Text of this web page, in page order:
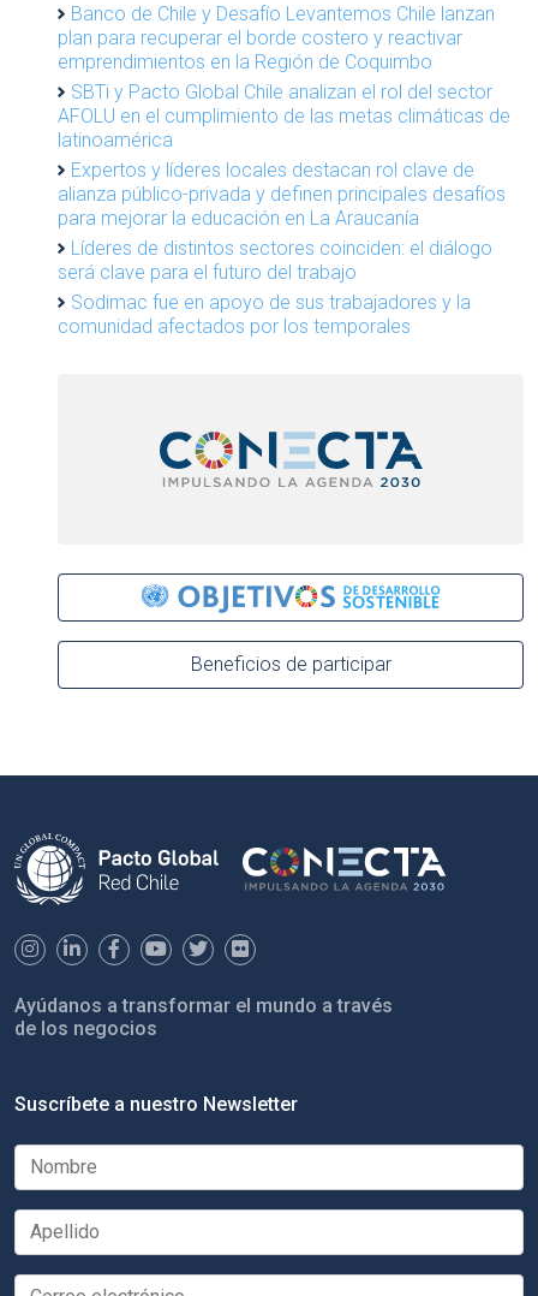
Banco de Chile y Desafío Levantemos Chile lanzan
plan para recuperar el borde costero y reactivar
emprendimientos en la Región de Coquimbo
SBTi y Pacto Global Chile analizan el rol del sector
AFOLU en el cumplimiento de las metas climáticas de
latinoamérica
Expertos y líderes locales destacan rol clave de
alianza público-privada y definen principales desafíos
para mejorar la educación en La Araucanía
Líderes de distintos sectores coinciden: el diálogo
será clave para el futuro del trabajo
Sodimac fue en apoyo de sus trabajadores y la
comunidad afectados por los temporales
Beneficios de participar
Ayúdanos a transformar el mundo a través
de los negocios
Suscríbete a nuestro Newsletter